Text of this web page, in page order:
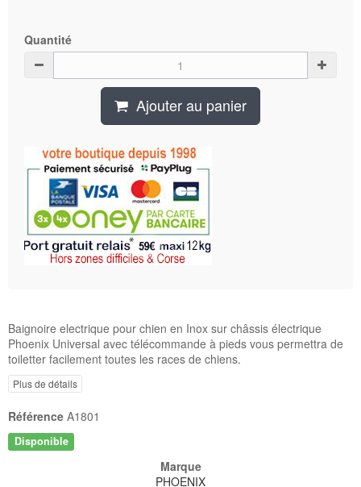
Quantité
Ajouter au panier
Baignoire electrique pour chien en Inox sur châssis électrique
Phoenix Universal avec télécommande à pieds vous permettra de
toiletter facilement toutes les races de chiens.
Plus de détails
Référence A1801
Disponible
Marque
PHOENIX